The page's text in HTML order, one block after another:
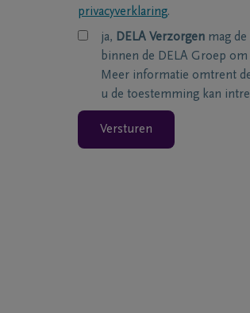
privacyverklaring.
ja, DELA Verzorgen mag
binnen de DELA Groep
Meer informatie omtrent
u de toestemming kan
Versturen